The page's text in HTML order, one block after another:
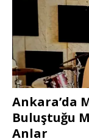
Ankara’da
Buluştuğu
Anlar